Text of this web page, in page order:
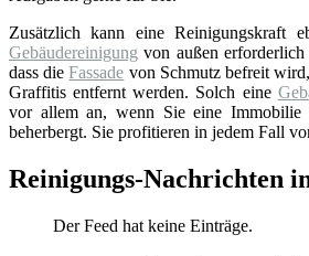
Zusätzlich kann eine Reinigungskraft
Gebäudereinigung von außen
dass dieFassade von Schmutz befreit
Graffitis entfernt werden. Solch eine
vor allem an, wenn Sie eine Immobilie
beherbergt. Sie profitieren in jedem Fall
Reinigungs-Nachrichten
Der Feed hat keine Einträge.